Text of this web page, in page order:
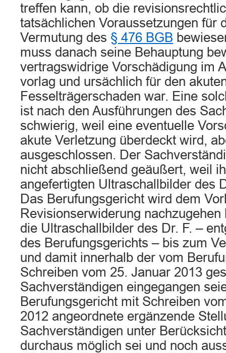
treffen kann, ob die
tatsächlichen Voraussetzungen für
Vermutung des § 476 BGB
muss danach seine Behauptung
vertragswidrige Vorschädigung im
vorlag und ursächlich für den
Fesselträgerschaden war. Eine
ist nach den Ausführungen des
schwierig, weil eine eventuelle
akute Verletzung überdeckt wird,
ausgeschlossen. Der
nicht abschließend geäußert, weil
angefertigten Ultraschallbilder des
Das Berufungsgericht wird dem
Revisionserwiderung
die Ultraschallbilder des Dr. F. –
des Berufungsgerichts – bis zum
und damit innerhalb der vom
Schreiben vom 25. Januar 2013
Sachverständigen eingegangen
Berufungsgericht mit Schreiben
2012 angeordnete ergänzende
Sachverständigen unter
durchaus möglich sei und noch